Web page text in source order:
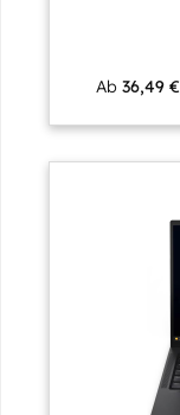
Ab36,49